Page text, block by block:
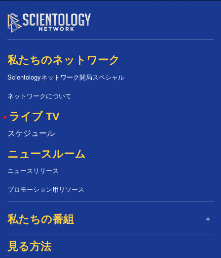
私たちのネットワーク
Scientologyネットワーク開局スペシャル
ネットワークについて
ライブ TV
スケジュール
ニュースルーム
ニュースリリース
プロモーション用リソース
私たちの番組
見る方法